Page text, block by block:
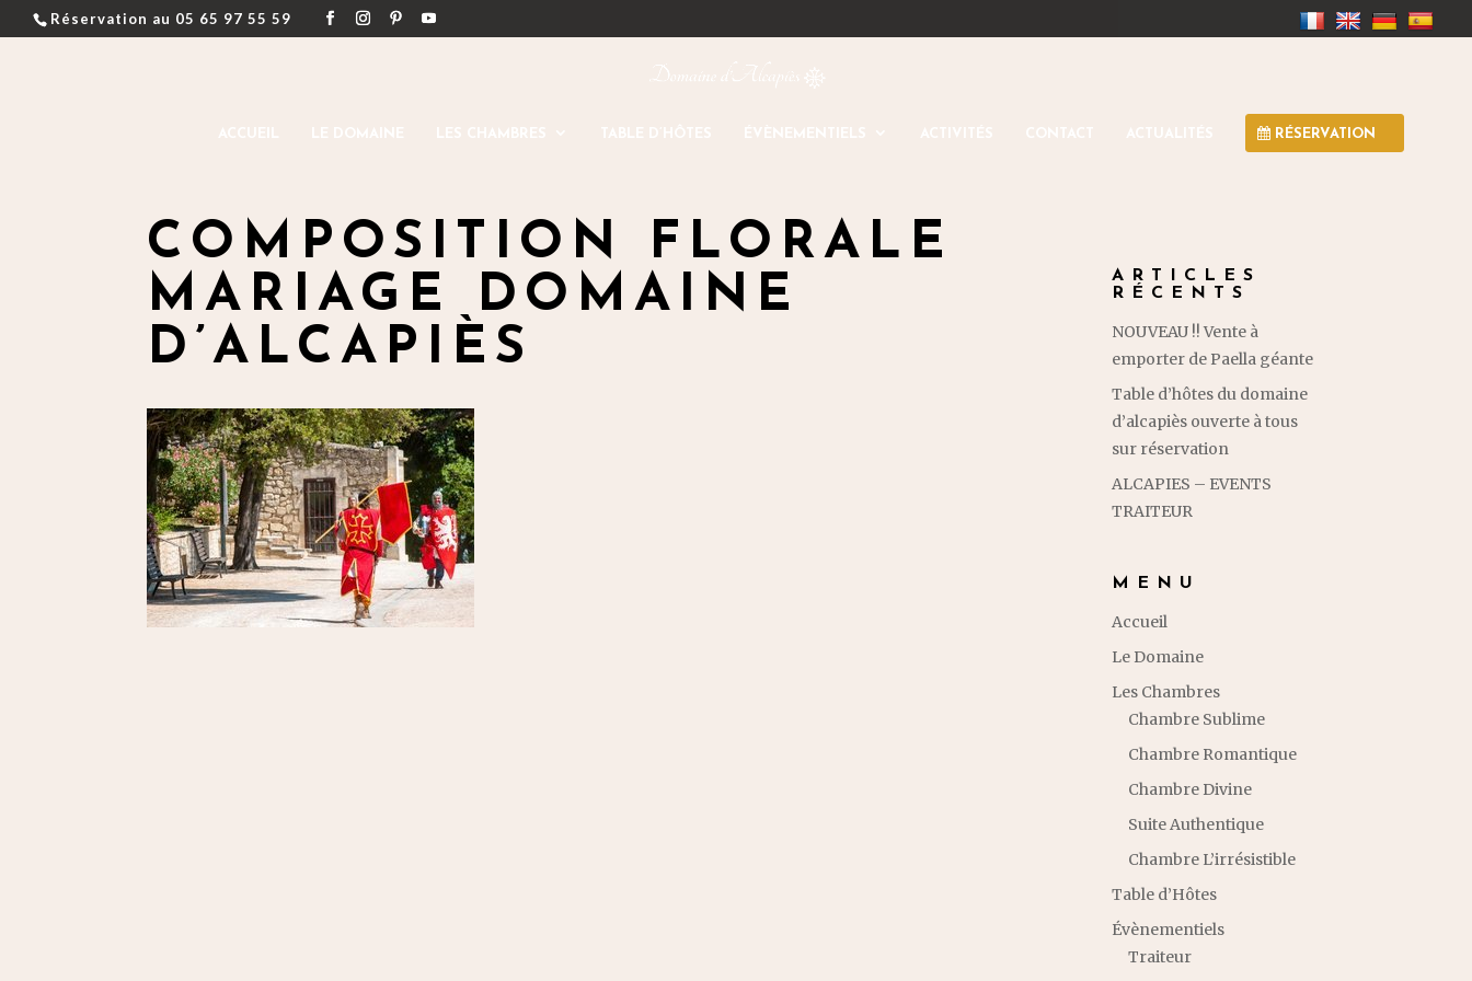
Réservation au 05 65 97 55 59
RÉSERVATION
COMPOSITION FLORALE
MARIAGE DOMAINE
D’ALCAPIÈS
ARTICLES
RÉCENTS
NOUVEAU !! Vente à
emporter de Paella géante
Table d’hôtes du domaine
d’alcapiès ouverte à tous
sur réservation
ALCAPIES – EVENTS
TRAITEUR
MENU
Accueil
Le Domaine
Les Chambres
Chambre Sublime
Chambre Romantique
Chambre Divine
Suite Authentique
Chambre L’irrésistible
Table d’Hôtes
Évènementiels
Traiteur